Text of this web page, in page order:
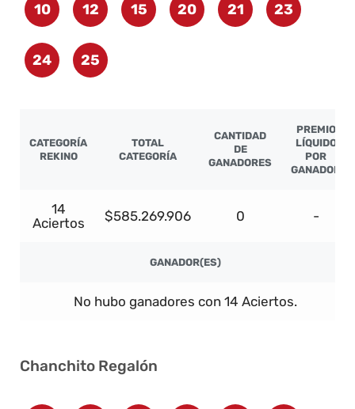
10 12 15 20 21 23
24 25
CATEGORÍA
REKINO
TOTAL
CATEGORÍA
CANTIDAD
DE
GANADORES
PREMIO
LÍQUIDO
POR
GANADOR
14
Aciertos
$585.269.906 0 -
GANADOR(ES)
No hubo ganadores con 14 Aciertos.
Chanchito Regalón